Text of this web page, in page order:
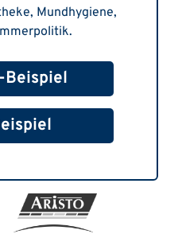
Mundhygiene,
Beispiel